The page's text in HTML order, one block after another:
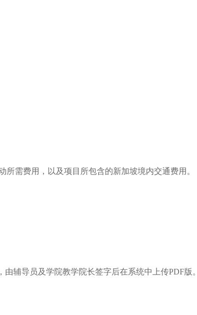
需费用，以及项目所包含的新加坡境内交通费用。
由辅导员及学院教学院长签字后在系统中上传PDF版。